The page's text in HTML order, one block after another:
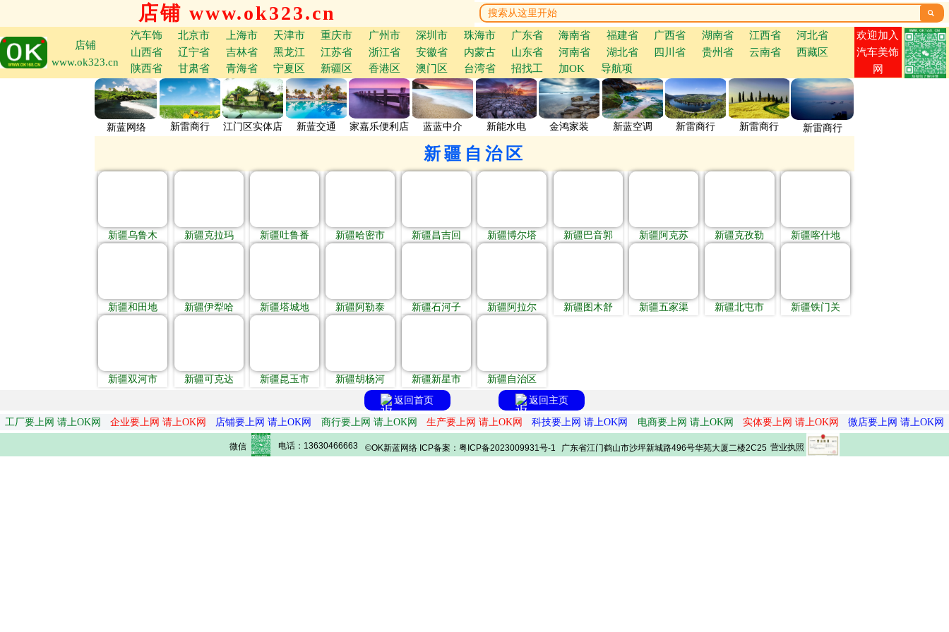
店铺 www.ok323.cn 
店铺
www.ok323.cn
汽车饰 北京市 上海市 天津市 重庆市 广州市 深圳市 珠海市 广东省 海南省 福建省 广西省 湖南省 江西省
河北省
山西省
辽宁省 吉林省 黑龙江 江苏省 浙江省 安徽省 内蒙古 山东省 河南省 湖北省 四川省 贵州省 云南省
西藏区
陕西省
甘肃省 青海省 宁夏区 新疆区 香港区 澳门区 台湾省 招找工 加OK 导航项
欢迎加入
汽车美饰
网
新蓝网络 新雷商行 江门区实体店 新蓝交通 家嘉乐便利店 蓝蓝中介 新能水电 金鸿家装 新蓝空调 新雷商行 新雷商行 新雷商行
新疆自治区
新疆乌鲁木 新疆克拉玛 新疆吐鲁番 新疆哈密市 新疆昌吉回 新疆博尔塔 新疆巴音郭 新疆阿克苏 新疆克孜勒 新疆喀什地
新疆和田地 新疆伊犁哈 新疆塔城地 新疆阿勒泰 新疆石河子 新疆阿拉尔 新疆图木舒 新疆五家渠 新疆北屯市 新疆铁门关
新疆双河市 新疆可克达 新疆昆玉市 新疆胡杨河 新疆新星市
新疆自治区
返回首页
返回主页
工厂要上网 请上OK网
企业要上网 请上OK网 店铺要上网 请上OK网 商行要上网 请上OK网 生产要上网 请上OK网 科技要上网 请上OK网 电商要上网 请上OK网 实体要上网 请上OK网 微店要上网 请上OK网
微信 电话：13630466663 ©OK新蓝网络 ICP备案：粤ICP备2023009931号-1 广东省江门鹤山市沙坪新城路496号华苑大厦二楼2C25 营业执照